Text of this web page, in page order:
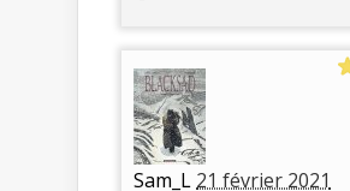
Sam_L 21 février 2021